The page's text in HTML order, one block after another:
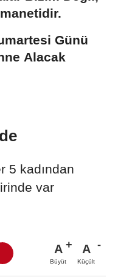
Günü
Alacak
5 kadından
var
A
Büyüt
A
Küçült